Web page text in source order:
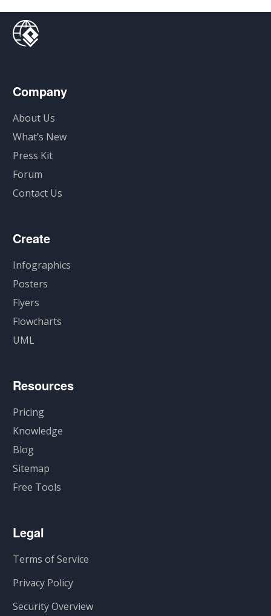
Company
About Us
What’s New
Press Kit
Forum
Contact Us
Create
Infographics
Posters
Flyers
Flowcharts
UML
Resources
Pricing
Knowledge
Blog
Sitemap
Free Tools
Legal
Terms of Service
Privacy Policy
Security Overview